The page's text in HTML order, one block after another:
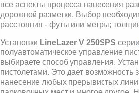
все аспекты процесса нанесения
дорожной разметки. Выбор
расстояния - футы или метры;
Установки LineLazer V250SPS серии
полуавтоматическое управление
выбираете способ управления.
пистолетами. Это дает возможность
нанесение любых прерывистых